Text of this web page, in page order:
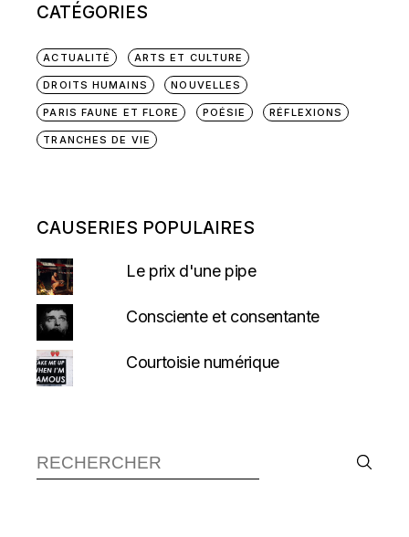
CATÉGORIES
ACTUALITÉ ARTS ET CULTURE
DROITS HUMAINS NOUVELLES
PARIS FAUNE ET FLORE POÉSIE RÉFLEXIONS
TRANCHES DE VIE
CAUSERIES POPULAIRES
Le prix d'une pipe
Consciente et consentante
Courtoisie numérique
Recherche :